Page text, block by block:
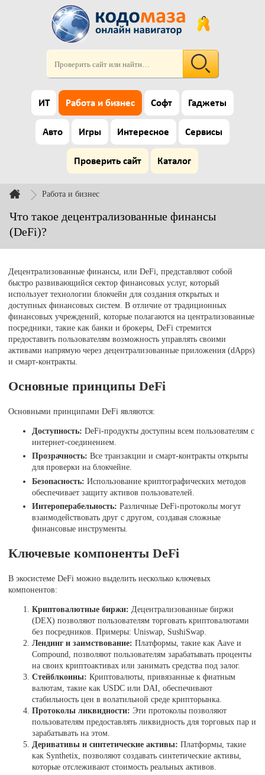
ИТ Работа и бизнес Софт Гаджеты
Авто Игры Интересное Сервисы
Проверить сайт Каталог
Работа и бизнес
Что такое децентрализованные финансы
(DeFi)?
Децентрализованные финансы, или DeFi, представляют собой
быстро развивающийся сектор финансовых услуг, который
использует технологии блокчейн для создания открытых и
доступных финансовых систем. В отличие от традиционных
финансовых учреждений, которые полагаются на централизованные
посредники, такие как банки и брокеры, DeFi стремится
предоставить пользователям возможность управлять своими
активами напрямую через децентрализованные приложения (dApps)
и смарт-контракты.
Основные принципы DeFi
Основными принципами DeFi являются:
Доступность: DeFi-продукты доступны всем пользователям с
интернет-соединением.
Прозрачность: Все транзакции и смарт-контракты открыты
для проверки на блокчейне.
Безопасность: Использование криптографических методов
обеспечивает защиту активов пользователей.
Интероперабельность: Различные DeFi-протоколы могут
взаимодействовать друг с другом, создавая сложные
финансовые инструменты.
Ключевые компоненты DeFi
В экосистеме DeFi можно выделить несколько ключевых
компонентов:
Криптовалютные биржи: Децентрализованные биржи
(DEX) позволяют пользователям торговать криптовалютами
без посредников. Примеры: Uniswap, SushiSwap.
Лендинг и заимствование: Платформы, такие как Aave и
Compound, позволяют пользователям зарабатывать проценты
на своих криптоактивах или занимать средства под залог.
Стейблкоины: Криптовалюты, привязанные к фиатным
валютам, такие как USDC или DAI, обеспечивают
стабильность цен в волатильной среде крипторынка.
Протоколы ликвидности: Эти протоколы позволяют
пользователям предоставлять ликвидность для торговых пар и
зарабатывать на этом.
Деривативы и синтетические активы: Платформы, такие
как Synthetix, позволяют создавать синтетические активы,
которые отслеживают стоимость реальных активов.